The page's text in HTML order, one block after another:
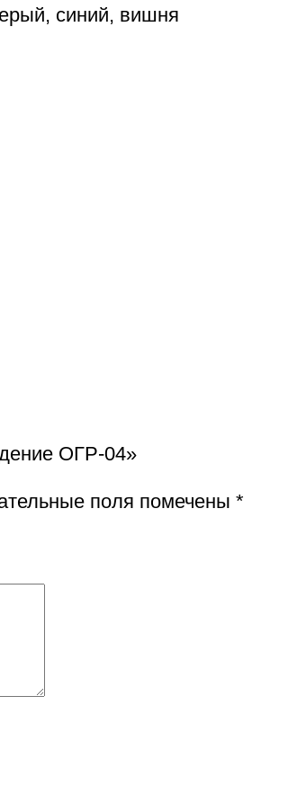
синий, вишня
ОГР-04»
поля помечены *